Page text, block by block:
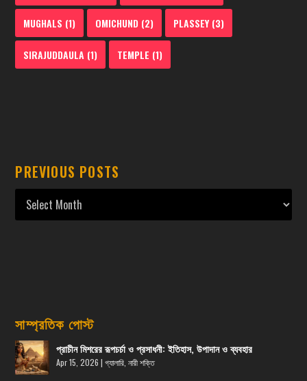
MUGHALS (1) OMICHUND (2) PLASSEY(3)
SIRAJUDDAULA (1) TEMPLE (1)
PREVIOUS POSTS
সাম্প্রতিক পোস্ট
প্রাচীন মিশরের রূপচর্চা ও প্রসাধনী: ইতিহাস, উপাদান ও ব্যবহার
Apr 15, 2026 |গ্যালারি ,নারী শক্তি